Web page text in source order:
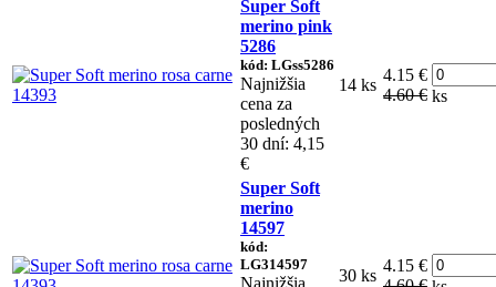
Super Soft
merino pink
5286
kód: LGss5286
Najnižšia
cena za
posledných
30 dní: 4,15
€
14 ks
4.15 €
4.60 € ks
Super Soft
merino
14597
kód:
LG314597
Najnižšia
30 ks
4.15 €